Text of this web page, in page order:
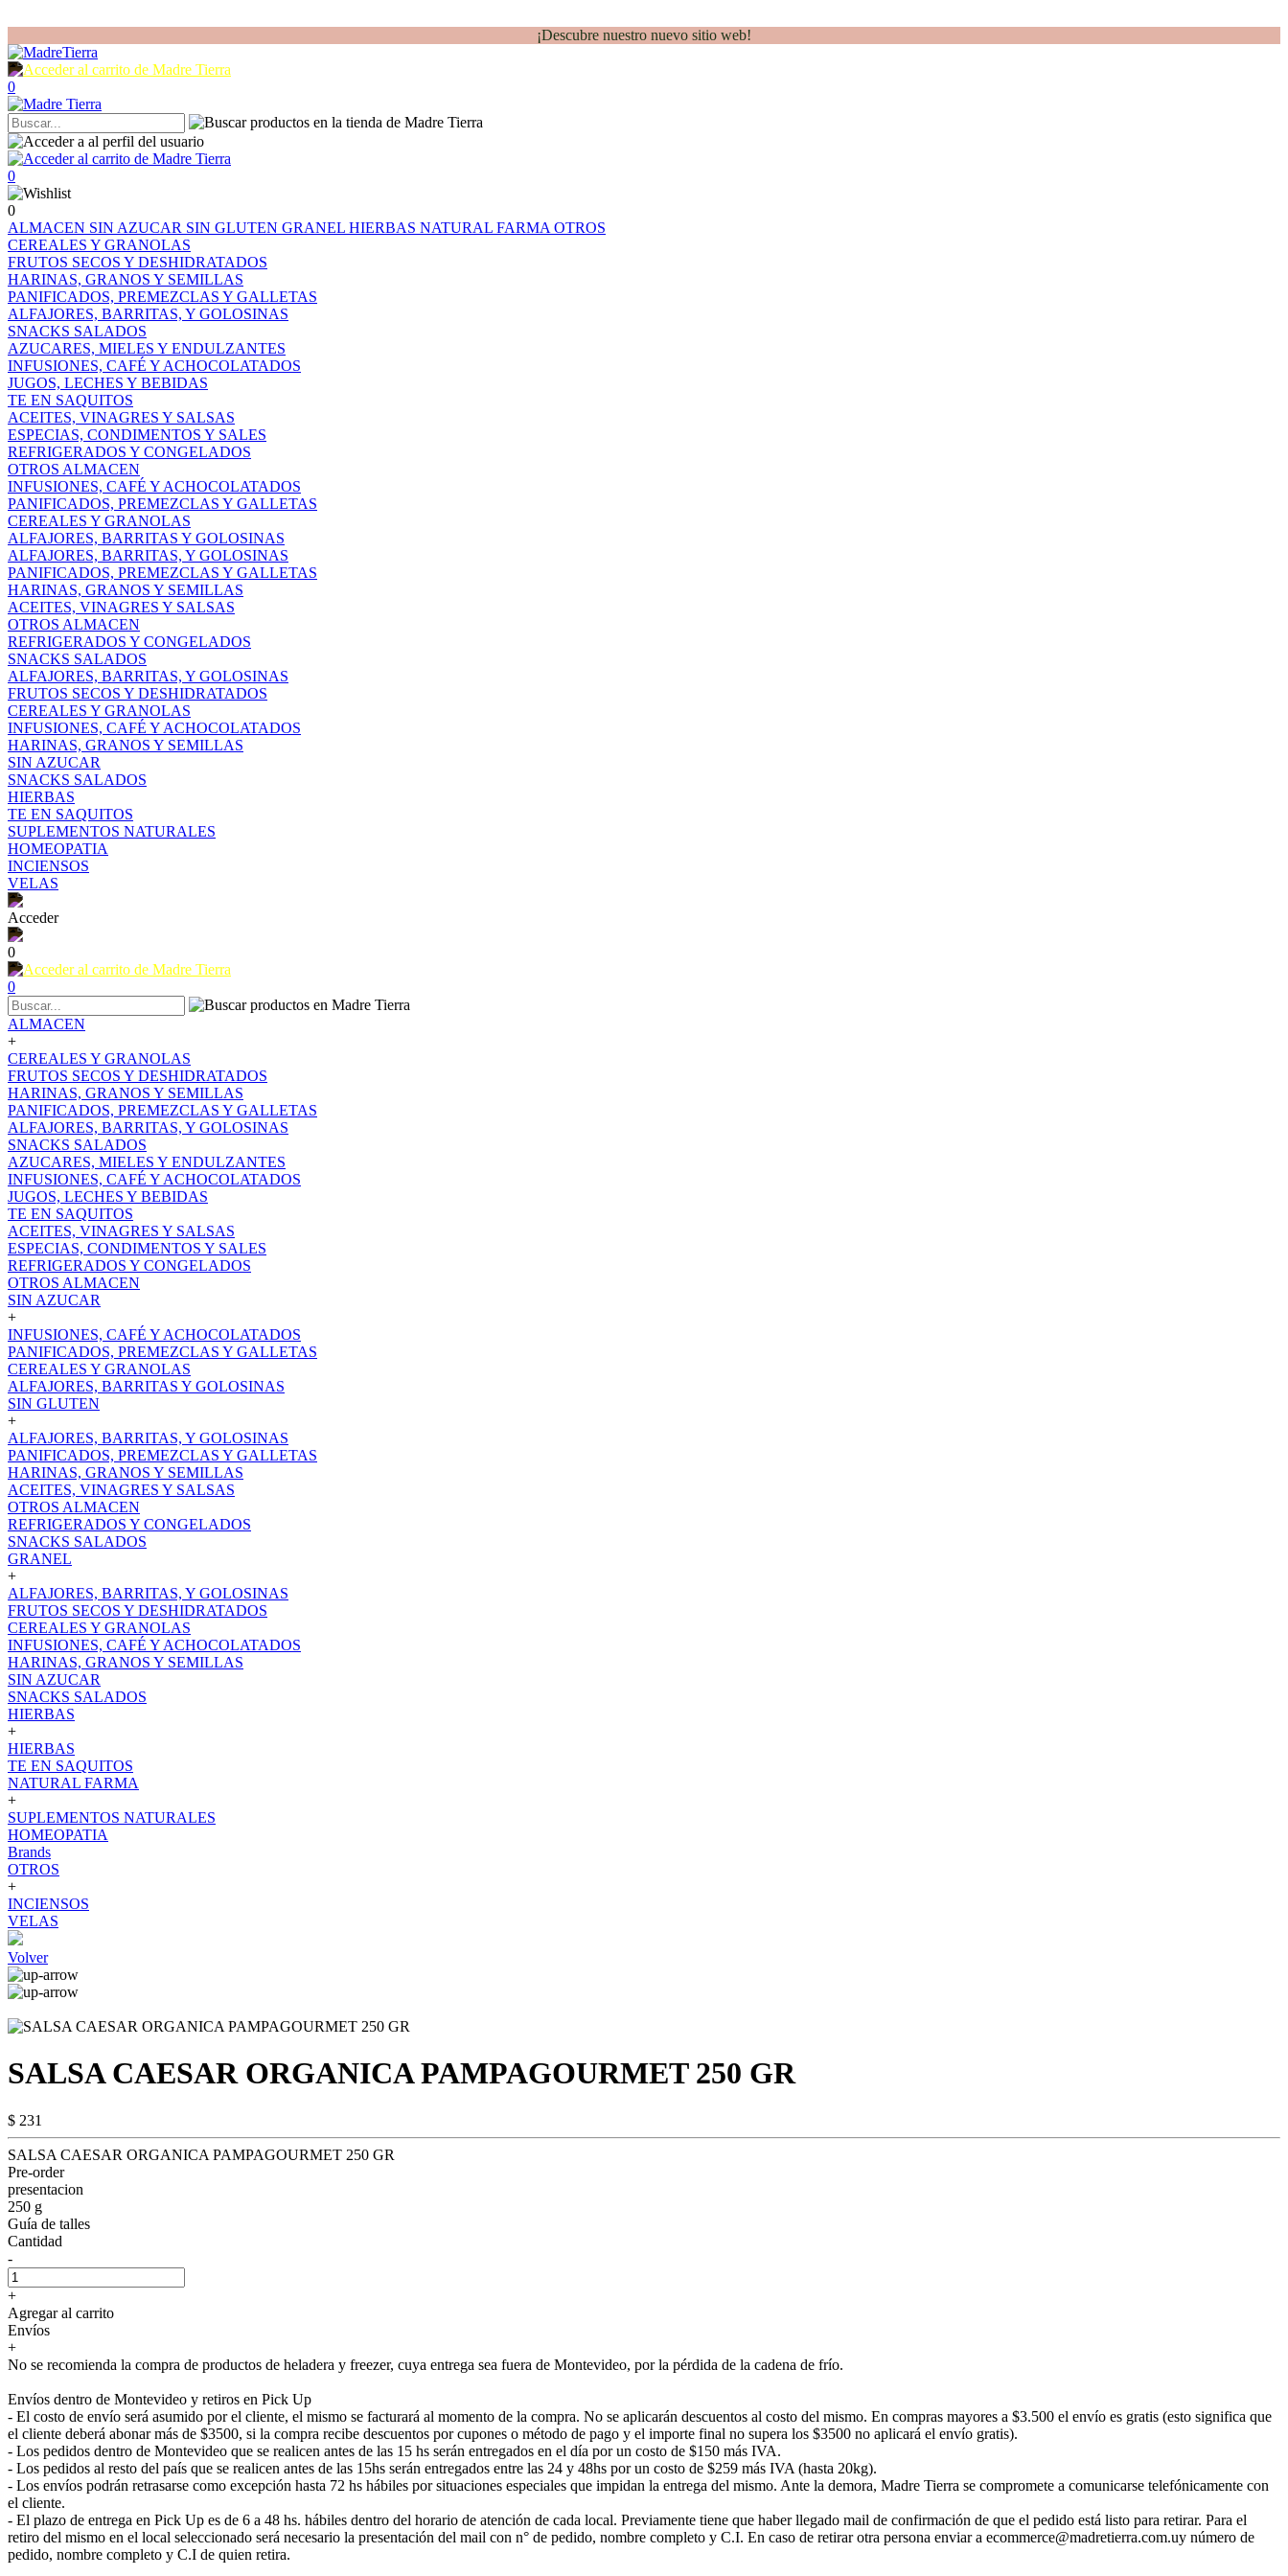
¡Descubre nuestro nuevo sitio web!
0
0
0
ALMACEN SIN AZUCAR SIN GLUTEN GRANEL HIERBAS NATURAL FARMA OTROS
CEREALES Y GRANOLAS
FRUTOS SECOS Y DESHIDRATADOS
HARINAS, GRANOS Y SEMILLAS
PANIFICADOS, PREMEZCLAS Y GALLETAS
ALFAJORES, BARRITAS, Y GOLOSINAS
SNACKS SALADOS
AZUCARES, MIELES Y ENDULZANTES
INFUSIONES, CAFÉ Y ACHOCOLATADOS
JUGOS, LECHES Y BEBIDAS
TE EN SAQUITOS
ACEITES, VINAGRES Y SALSAS
ESPECIAS, CONDIMENTOS Y SALES
REFRIGERADOS Y CONGELADOS
OTROS ALMACEN
INFUSIONES, CAFÉ Y ACHOCOLATADOS
PANIFICADOS, PREMEZCLAS Y GALLETAS
CEREALES Y GRANOLAS
ALFAJORES, BARRITAS Y GOLOSINAS
ALFAJORES, BARRITAS, Y GOLOSINAS
PANIFICADOS, PREMEZCLAS Y GALLETAS
HARINAS, GRANOS Y SEMILLAS
ACEITES, VINAGRES Y SALSAS
OTROS ALMACEN
REFRIGERADOS Y CONGELADOS
SNACKS SALADOS
ALFAJORES, BARRITAS, Y GOLOSINAS
FRUTOS SECOS Y DESHIDRATADOS
CEREALES Y GRANOLAS
INFUSIONES, CAFÉ Y ACHOCOLATADOS
HARINAS, GRANOS Y SEMILLAS
SIN AZUCAR
SNACKS SALADOS
HIERBAS
TE EN SAQUITOS
SUPLEMENTOS NATURALES
HOMEOPATIA
INCIENSOS
VELAS
Acceder
0
0
ALMACEN
+
CEREALES Y GRANOLAS
FRUTOS SECOS Y DESHIDRATADOS
HARINAS, GRANOS Y SEMILLAS
PANIFICADOS, PREMEZCLAS Y GALLETAS
ALFAJORES, BARRITAS, Y GOLOSINAS
SNACKS SALADOS
AZUCARES, MIELES Y ENDULZANTES
INFUSIONES, CAFÉ Y ACHOCOLATADOS
JUGOS, LECHES Y BEBIDAS
TE EN SAQUITOS
ACEITES, VINAGRES Y SALSAS
ESPECIAS, CONDIMENTOS Y SALES
REFRIGERADOS Y CONGELADOS
OTROS ALMACEN
SIN AZUCAR
+
INFUSIONES, CAFÉ Y ACHOCOLATADOS
PANIFICADOS, PREMEZCLAS Y GALLETAS
CEREALES Y GRANOLAS
ALFAJORES, BARRITAS Y GOLOSINAS
SIN GLUTEN
+
ALFAJORES, BARRITAS, Y GOLOSINAS
PANIFICADOS, PREMEZCLAS Y GALLETAS
HARINAS, GRANOS Y SEMILLAS
ACEITES, VINAGRES Y SALSAS
OTROS ALMACEN
REFRIGERADOS Y CONGELADOS
SNACKS SALADOS
GRANEL
+
ALFAJORES, BARRITAS, Y GOLOSINAS
FRUTOS SECOS Y DESHIDRATADOS
CEREALES Y GRANOLAS
INFUSIONES, CAFÉ Y ACHOCOLATADOS
HARINAS, GRANOS Y SEMILLAS
SIN AZUCAR
SNACKS SALADOS
HIERBAS
+
HIERBAS
TE EN SAQUITOS
NATURAL FARMA
+
SUPLEMENTOS NATURALES
HOMEOPATIA
Brands
OTROS
+
INCIENSOS
VELAS
Volver
SALSA CAESAR ORGANICA PAMPAGOURMET 250 GR
$ 231
SALSA CAESAR ORGANICA PAMPAGOURMET 250 GR
Pre-order
presentacion
250 g
Guía de talles
Cantidad
-
+
Agregar al carrito
Envíos
+
No se recomienda la compra de productos de heladera y freezer, cuya entrega sea fuera de Montevideo, por la pérdida de la cadena de frío.
Envíos dentro de Montevideo y retiros en Pick Up
- El costo de envío será asumido por el cliente, el mismo se facturará al momento de la compra. No se aplicarán descuentos al costo del mismo. En compras mayores a $3.500 el envío es gratis (esto significa que
el cliente deberá abonar más de $3500, si la compra recibe descuentos por cupones o método de pago y el importe final no supera los $3500 no aplicará el envío gratis).
- Los pedidos dentro de Montevideo que se realicen antes de las 15 hs serán entregados en el día por un costo de $150 más IVA.
- Los pedidos al resto del país que se realicen antes de las 15hs serán entregados entre las 24 y 48hs por un costo de $259 más IVA (hasta 20kg).
- Los envíos podrán retrasarse como excepción hasta 72 hs hábiles por situaciones especiales que impidan la entrega del mismo. Ante la demora, Madre Tierra se compromete a comunicarse telefónicamente con
el cliente.
- El plazo de entrega en Pick Up es de 6 a 48 hs. hábiles dentro del horario de atención de cada local. Previamente tiene que haber llegado mail de confirmación de que el pedido está listo para retirar. Para el
retiro del mismo en el local seleccionado será necesario la presentación del mail con n° de pedido, nombre completo y C.I. En caso de retirar otra persona enviar a ecommerce@madretierra.com.uy número de
pedido, nombre completo y C.I de quien retira.